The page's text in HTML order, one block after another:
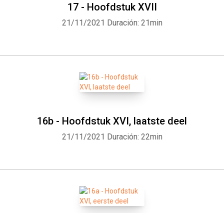
17 - Hoofdstuk XVII
21/11/2021 Duración: 21min
16b - Hoofdstuk XVI, laatste deel
21/11/2021 Duración: 22min